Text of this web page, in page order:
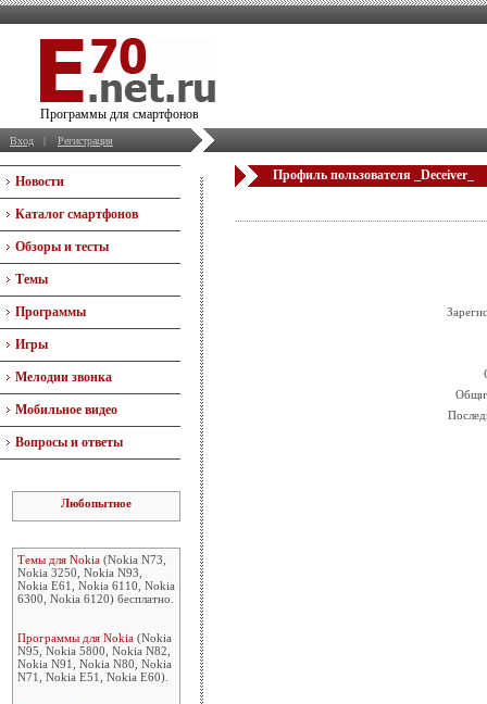
Программы для смартфонов
Вход | Регистрация
Новости
Каталог смартфонов
Обзоры и тесты
Темы
Программы
Игры
Мелодии звонка
Мобильное видео
Вопросы и ответы
Любопытное
Темы для Nokia (Nokia N73,
Nokia 3250, Nokia N93,
Nokia E61, Nokia 6110, Nokia
6300, Nokia 6120) бесплатно.
Программы для Nokia (Nokia
N95, Nokia 5800, Nokia N82,
Nokia N91, Nokia N80, Nokia
N71, Nokia E51, Nokia E60).
Профиль пользователя _Deceiver_